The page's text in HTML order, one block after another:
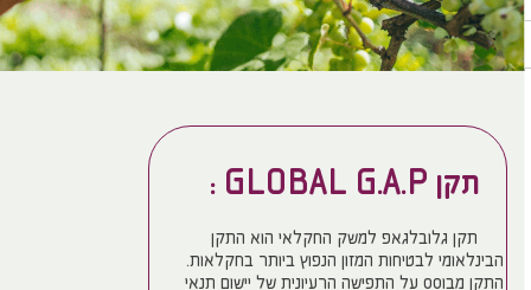
תקן GLOBAL G.A.P :
תקן גלובלגאפ למשק החקלאי הוא התקן
הבינלאומי לבטיחות המזון הנפוץ ביותר בחקלאות.
התקן מבוסס על התפישה הרעיונית של יישום תנאי